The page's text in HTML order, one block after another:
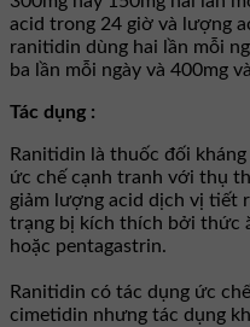
acid trong 24 giờ và lượng
ranitidin dùng hai lần mỗi
ba lần mỗi ngày và 400mg
Tác dụng :
Ranitidin là thuốc đối
ức chế cạnh tranh với thụ
giảm lượng acid dịch vị tiết
trạng bị kích thích bởi thức
hoặc pentagastrin.
Ranitidin có tác dụng ức
cimetidin nhưng tác dụng